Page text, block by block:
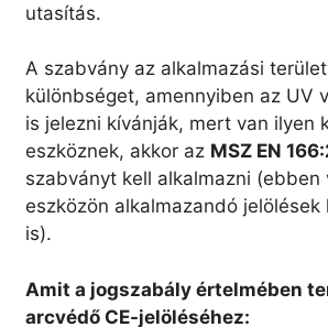
utasítás.
A szabvány az alkalmazási
különbséget, amennyiben az UV
is jelezni kívánják, mert van ilyen
eszköznek, akkor az MSZ EN
szabványt kell alkalmazni (ebben
eszközön alkalmazandó
is).
Amit a jogszabály értelmében
arcvédő CE-jelöléséhez: